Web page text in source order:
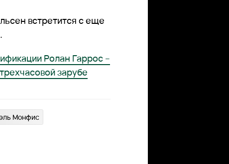
встретится с еще
Ролан Гаррос –
зарубе
Монфис